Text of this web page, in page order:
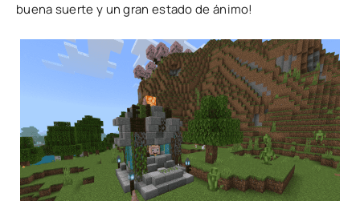
buena suerte y un gran estado de ánimo!